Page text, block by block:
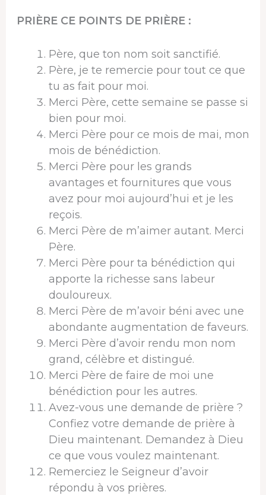
PRIÈRE CE POINTS DE PRIÈRE :
Père, que ton nom soit sanctifié.
Père, je te remercie pour tout ce que
tu as fait pour moi.
Merci Père, cette semaine se passe si
bien pour moi.
Merci Père pour ce mois de mai, mon
mois de bénédiction.
Merci Père pour les grands
avantages et fournitures que vous
avez pour moi aujourd’hui et je les
reçois.
Merci Père de m’aimer autant. Merci
Père.
Merci Père pour ta bénédiction qui
apporte la richesse sans labeur
douloureux.
Merci Père de m’avoir béni avec une
abondante augmentation de faveurs.
Merci Père d’avoir rendu mon nom
grand, célèbre et distingué.
Merci Père de faire de moi une
bénédiction pour les autres.
Avez-vous une demande de prière ?
Confiez votre demande de prière à
Dieu maintenant. Demandez à Dieu
ce que vous voulez maintenant.
Remerciez le Seigneur d’avoir
répondu à vos prières.